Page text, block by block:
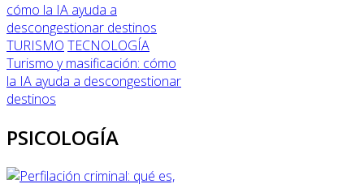
TURISMO TECNOLOGÍA
Turismo y masificación: cómo
la IA ayuda a descongestionar
destinos
PSICOLOGÍA